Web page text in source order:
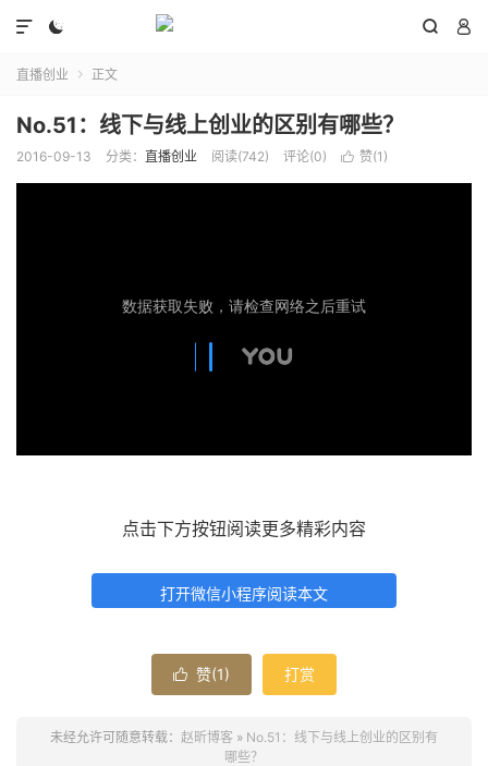
  

直播创业  正文
No.51：线下与线上创业的区别有哪些？
2016-09-13 分类： 直播创业 阅读(742) 评论(0)  赞(1 )
点击下方按钮阅读更多精彩内容
打开微信小程序阅读本文
 赞(1) 打赏
未经允许可随意转载： 赵昕博客 » No.51：线下与线上创业的区别有
哪些？